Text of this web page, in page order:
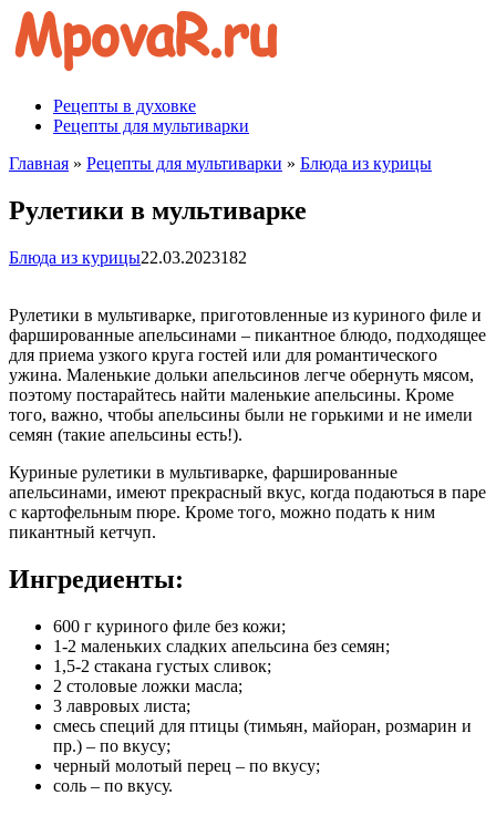
Перейти
контенту
Рецепты в духовке
Рецепты для мультиварки
Главная » Рецепты для мультиварки » Блюда из курицы
Рулетики в мультиварке
Блюда из курицы22.03.2023182
Рулетики в мультиварке, приготовленные из куриного филе и
фаршированные апельсинами – пикантное блюдо, подходящее
для приема узкого круга гостей или для романтического
ужина. Маленькие дольки апельсинов легче обернуть мясом,
поэтому постарайтесь найти маленькие апельсины. Кроме
того, важно, чтобы апельсины были не горькими и не имели
семян (такие апельсины есть!).
Куриные рулетики в мультиварке, фаршированные
апельсинами, имеют прекрасный вкус, когда подаються в паре
с картофельным пюре. Кроме того, можно подать к ним
пикантный кетчуп.
Ингредиенты:
600 г куриного филе без кожи;
1-2 маленьких сладких апельсина без семян;
1,5-2 стакана густых сливок;
2 столовые ложки масла;
3 лавровых листа;
смесь специй для птицы (тимьян, майоран, розмарин и
пр.) – по вкусу;
черный молотый перец – по вкусу;
соль – по вкусу.